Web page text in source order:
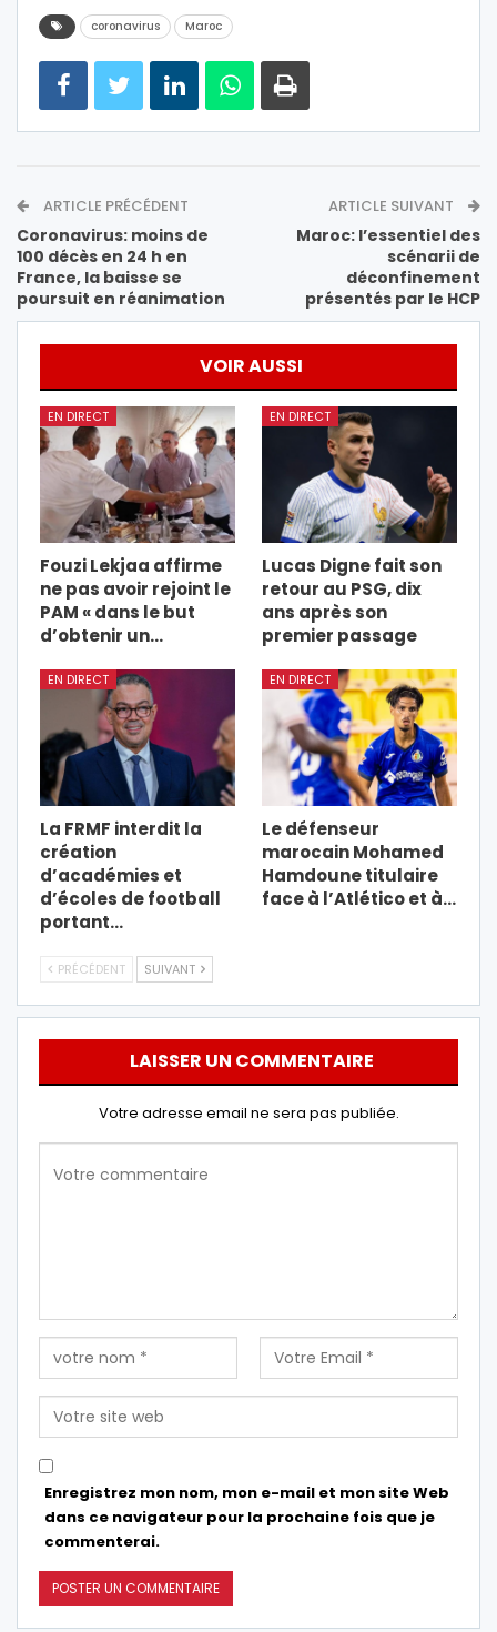
coronavirus Maroc
ARTICLE PRÉCÉDENT
Coronavirus: moins de
100 décès en 24 h en
France, la baisse se
poursuit en réanimation
ARTICLE SUIVANT
Maroc: l’essentiel des
scénarii de
déconfinement
présentés par le HCP
VOIR AUSSI
EN DIRECT
Fouzi Lekjaa affirme
ne pas avoir rejoint le
PAM « dans le but
d’obtenir un…
EN DIRECT
Lucas Digne fait son
retour au PSG, dix
ans après son
premier passage
EN DIRECT
La FRMF interdit la
création
d’académies et
d’écoles de football
portant…
EN DIRECT
Le défenseur
marocain Mohamed
Hamdoune titulaire
face à l’Atlético et à…
PRÉCÉDENT SUIVANT
LAISSER UN COMMENTAIRE
Votre adresse email ne sera pas publiée.
Enregistrez mon nom, mon e-mail et mon site Web
dans ce navigateur pour la prochaine fois que je
commenterai.